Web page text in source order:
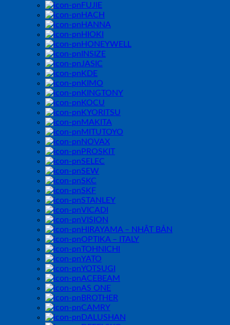
FUJIE
HACH
HANNA
HIOKI
HONEYWELL
INSIZE
JASIC
KDE
KIMO
KINGTONY
KOCU
KYORITSU
MAKITA
MITUTOYO
NOVAX
PROSKIT
SELEC
SEW
SKC
SKF
STANLEY
VICADI
VISION
HIRAYAMA – NHẬT BẢN
OPTIKA – ITALY
TOHNICHI
YATO
YOTSUGI
ACEBEAM
AS ONE
BROTHER
CAMRY
DALUSHAN